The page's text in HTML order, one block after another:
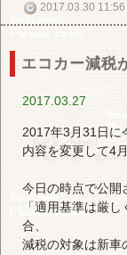
2017.03.30 11:56 |
エコカー減税
2017.03.27
2017年3月31日に
内容を変更して4
今日の時点で公開
「適用基準は厳
合、
減税の対象は新車